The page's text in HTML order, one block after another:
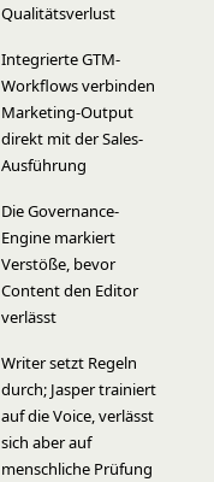
Qualitätsverlust
Integrierte GTM-
Workflows verbinden
Marketing-Output
direkt mit der Sales-
Ausführung
Die Governance-
Engine markiert
Verstöße, bevor
Content den Editor
verlässt
Writer setzt Regeln
durch; Jasper trainiert
auf die Voice, verlässt
sich aber auf
menschliche Prüfung